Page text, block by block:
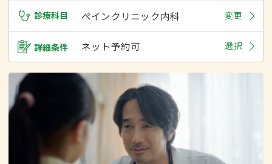
診療科目 ペインクリニック内科 変更
詳細条件 ネット予約可 選択